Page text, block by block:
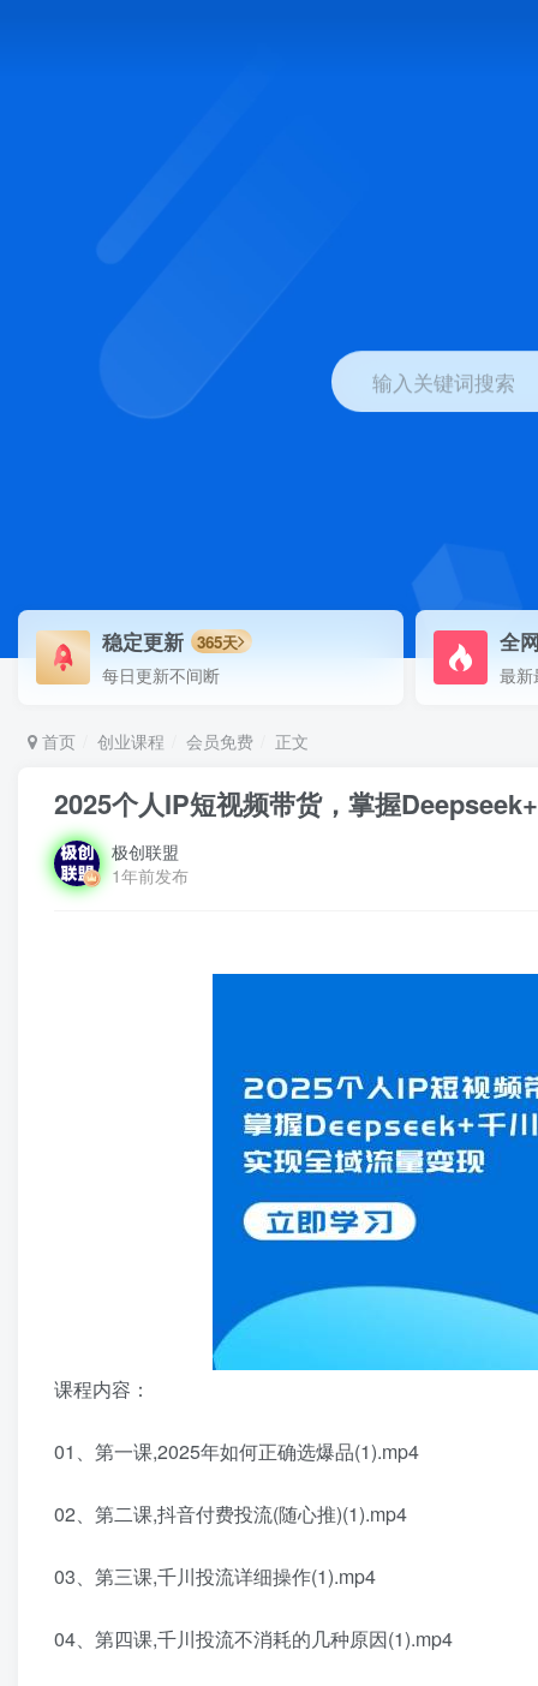
输入关键词搜索
稳定更新 365天
每日更新不间断
全
最新
首页 创业课程 会员免费 正文
2025个人IP短视频带货，掌握
极创联盟
1年前发布
课程内容：
01、第一课,2025年如何正确选爆品(1).mp4
02、第二课,抖音付费投流(随心推)(1).mp4
03、第三课,千川投流详细操作(1).mp4
04、第四课,千川投流不消耗的几种原因(1).mp4